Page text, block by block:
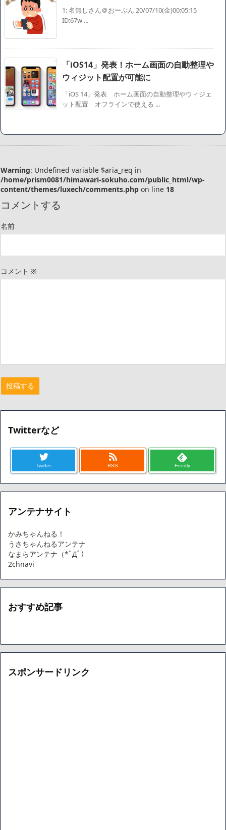
1: 名無しさん＠おーぷん 20/07/10(金)00:05:15
ID:67w ...
「iOS14」発表！ホーム画面の自動整理や
ウィジット配置が可能に
「iOS 14」発表 ホーム画面の自動整理やウィジェ
ット配置 オフラインで使える ...
Warning: Undefined variable $aria_req in
/home/prism0081/himawari-sokuho.com/public_html/wp-
content/themes/luxech/comments.php on line 18
コメントする
名前
コメント ※
Twitterなど
Twitter RSS Feedly
アンテナサイト
かみちゃんねる！
うさちゃんねるアンテナ
なまらアンテナ（*ﾟДﾟ）
2chnavi
おすすめ記事
スポンサードリンク